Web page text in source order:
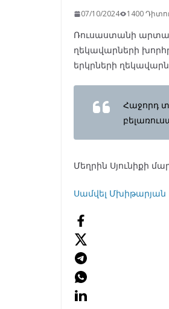
07/10/2024 1400
Ռուսաստանի
ղեկավարների
երկրների
Հաջորդ
Մեղրին Սյունիքի
Սամվել Մխիթարյան